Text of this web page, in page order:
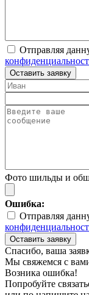
Отправляя
Оставить заявку
Фото шильды и
Ошибка:
Отправляя
Оставить заявку
Спасибо, ваша
Мы свяжемся с
Возника ошибка!
Попробуйте